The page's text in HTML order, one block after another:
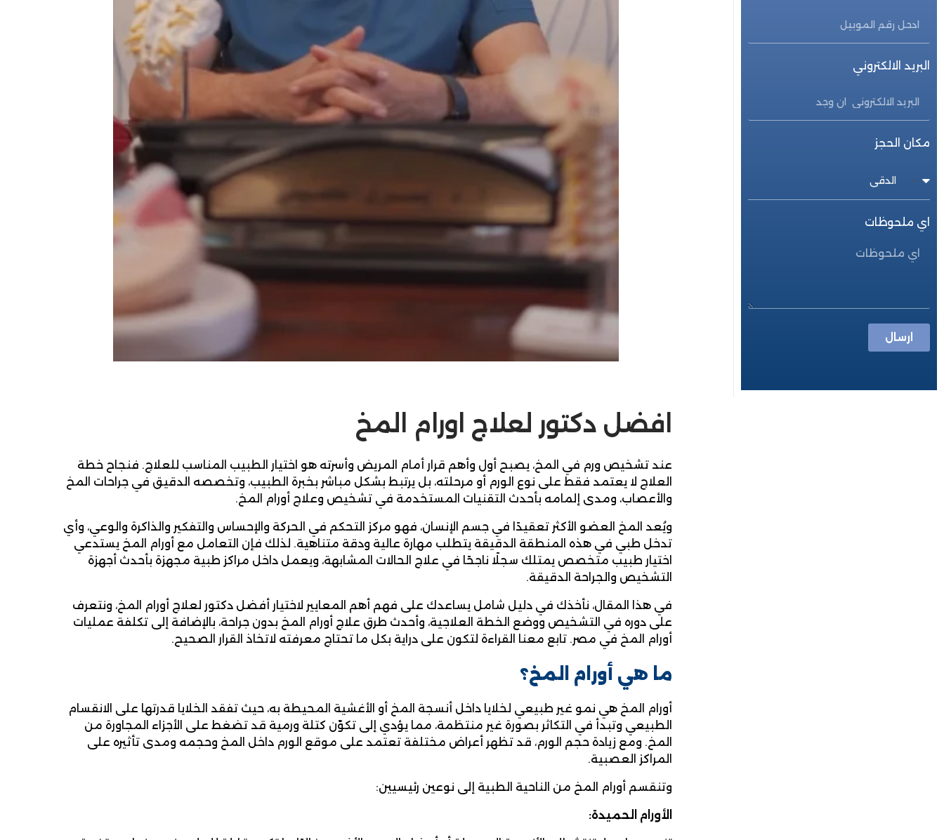
افضل دكتور لعلاج اورام المخ
عند تشخيص ورم في المخ، يصبح أول وأهم قرار أمام المريض وأسرته هو اختيار الطبيب المناسب للعلاج. فنجاح خطة
العلاج لا يعتمد فقط على نوع الورم أو مرحلته، بل يرتبط بشكل مباشر بخبرة الطبيب، وتخصصه الدقيق في جراحات المخ
والأعصاب، ومدى إلمامه بأحدث التقنيات المستخدمة في تشخيص وعلاج أورام المخ.
ويُعد المخ العضو الأكثر تعقيدًا في جسم الإنسان، فهو مركز التحكم في الحركة والإحساس والتفكير والذاكرة والوعي، وأي
تدخل طبي في هذه المنطقة الدقيقة يتطلب مهارة عالية ودقة متناهية. لذلك فإن التعامل مع أورام المخ يستدعي
اختيار طبيب متخصص يمتلك سجلًا ناجحًا في علاج الحالات المشابهة، ويعمل داخل مراكز طبية مجهزة بأحدث أجهزة
التشخيص والجراحة الدقيقة.
في هذا المقال، نأخذك في دليل شامل يساعدك على فهم أهم المعايير لاختيار أفضل دكتور لعلاج أورام المخ، ونتعرف
على دوره في التشخيص ووضع الخطة العلاجية، وأحدث طرق علاج أورام المخ بدون جراحة، بالإضافة إلى تكلفة عمليات
أورام المخ في مصر. تابع معنا القراءة لتكون على دراية بكل ما تحتاج معرفته لاتخاذ القرار الصحيح.
ما هي أورام المخ؟
أورام المخ هي نمو غير طبيعي لخلايا داخل أنسجة المخ أو الأغشية المحيطة به، حيث تفقد الخلايا قدرتها على الانقسام
الطبيعي وتبدأ في التكاثر بصورة غير منتظمة، مما يؤدي إلى تكوّن كتلة ورمية قد تضغط على الأجزاء المجاورة من
المخ. ومع زيادة حجم الورم، قد تظهر أعراض مختلفة تعتمد على موقع الورم داخل المخ وحجمه ومدى تأثيره على
المراكز العصبية.
وتنقسم أورام المخ من الناحية الطبية إلى نوعين رئيسيين:
الأورام الحميدة:
البريد الالكتروني
مكان الحجز
اي ملحوظات
ارسال